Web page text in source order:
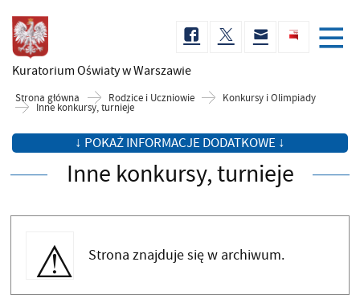
Kuratorium Oświatyw Warszawie
Strona główna Rodzice i Uczniowie Konkursy i Olimpiady
Inne konkursy, turnieje
↓ POKAŻ INFORMACJE DODATKOWE ↓
Inne konkursy, turnieje
Strona znajduje się w archiwum.